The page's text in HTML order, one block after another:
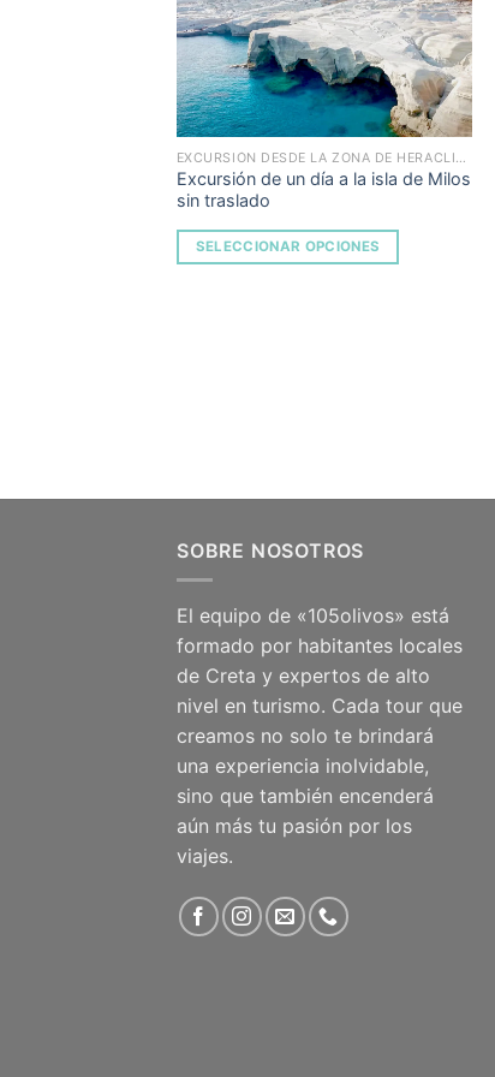
Add to
Wishlist
Excursión de un día a la isla de Milos
sin traslado
SELECCIONAR OPCIONES
SOBRE NOSOTROS
El equipo de «105olivos» está
formado por habitantes locales
de Creta y expertos de alto
nivel en turismo. Cada tour que
creamos no solo te brindará
una experiencia inolvidable,
sino que también encenderá
aún más tu pasión por los
viajes.